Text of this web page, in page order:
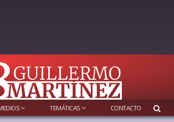
TEMÁTICAS CONTACTO